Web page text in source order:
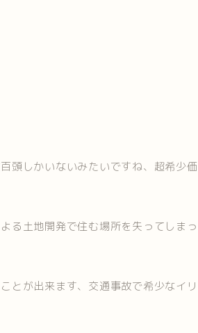
頭しかいないみたいですね、超希少価
る土地開発で住む場所を失ってしまっ
とが出来ます、交通事故で希少なイリ